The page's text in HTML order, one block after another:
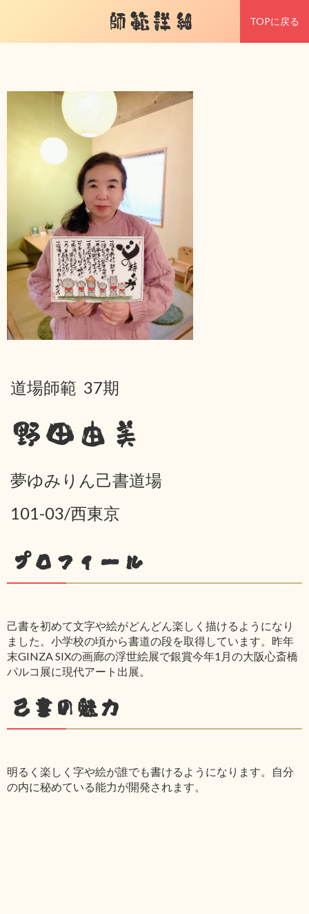
師範詳細 TOPに戻る
道場師範 37期
野田由美
夢ゆみりん己書道場
101-03/西東京
プロフィール
己書を初めて文字や絵がどんどん楽しく描けるようになり
ました。小学校の頃から書道の段を取得しています。昨年
末GINZA SIXの画廊の浮世絵展で銀賞今年1月の大阪心斎橋
パルコ展に現代アート出展。
己書の魅力
明るく楽しく字や絵が誰でも書けるようになります。自分
の内に秘めている能力が開発されます。